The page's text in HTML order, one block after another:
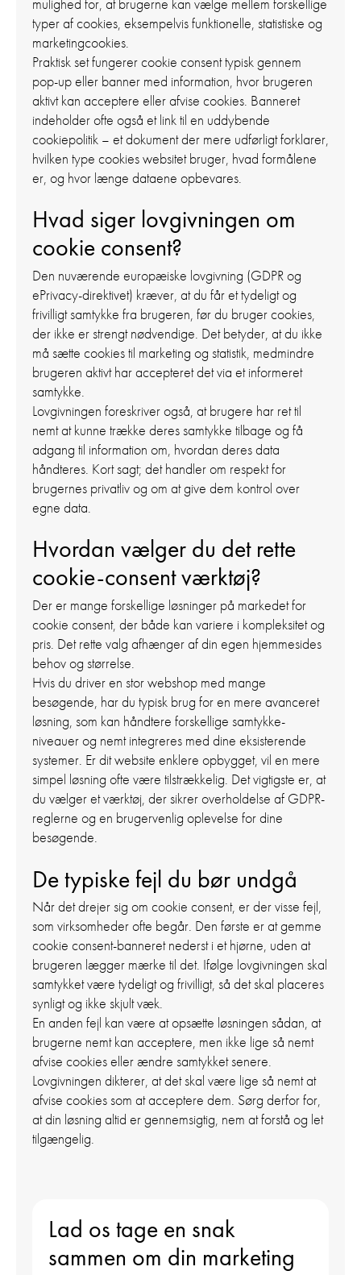
mulighed for, at brugerne kan vælge mellem forskellige
typer af cookies, eksempelvis funktionelle, statistiske og
marketingcookies.
Praktisk set fungerer cookie consent typisk gennem
pop-up eller banner med information, hvor brugeren
aktivt kan acceptere eller afvise cookies. Banneret
indeholder ofte også et link til en uddybende
cookiepolitik – et dokument der mere udførligt forklarer,
hvilken type cookies websitet bruger, hvad formålene
er, og hvor længe dataene opbevares.
Hvad siger lovgivningen om
cookie consent?
Den nuværende europæiske lovgivning (GDPR og
ePrivacy-direktivet) kræver, at du får et tydeligt og
frivilligt samtykke fra brugeren, før du bruger cookies,
der ikke er strengt nødvendige. Det betyder, at du ikke
må sætte cookies til marketing og statistik, medmindre
brugeren aktivt har accepteret det via et informeret
samtykke.
Lovgivningen foreskriver også, at brugere har ret til
nemt at kunne trække deres samtykke tilbage og få
adgang til information om, hvordan deres data
håndteres. Kort sagt; det handler om respekt for
brugernes privatliv og om at give dem kontrol over
egne data.
Hvordan vælger du det rette
cookie-consent værktøj?
Der er mange forskellige løsninger på markedet for
cookie consent, der både kan variere i kompleksitet og
pris. Det rette valg afhænger af din egen hjemmesides
behov og størrelse.
Hvis du driver en stor webshop med mange
besøgende, har du typisk brug for en mere avanceret
løsning, som kan håndtere forskellige samtykke-
niveauer og nemt integreres med dine eksisterende
systemer. Er dit website enklere opbygget, vil en mere
simpel løsning ofte være tilstrækkelig. Det vigtigste er, at
du vælger et værktøj, der sikrer overholdelse af GDPR-
reglerne og en brugervenlig oplevelse for dine
besøgende.
De typiske fejl du bør undgå
Når det drejer sig om cookie consent, er der visse fejl,
som virksomheder ofte begår. Den første er at gemme
cookie consent-banneret nederst i et hjørne, uden at
brugeren lægger mærke til det. Ifølge lovgivningen skal
samtykket være tydeligt og frivilligt, så det skal placeres
synligt og ikke skjult væk.
En anden fejl kan være at opsætte løsningen sådan, at
brugerne nemt kan acceptere, men ikke lige så nemt
afvise cookies eller ændre samtykket senere.
Lovgivningen dikterer, at det skal være lige så nemt at
afvise cookies som at acceptere dem. Sørg derfor for,
at din løsning altid er gennemsigtig, nem at forstå og let
tilgængelig.
Lad os tage en snak
sammen om din marketing